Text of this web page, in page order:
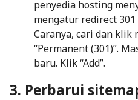
penyedia hosting
mengatur redirect
Caranya, cari dan klik
“Permanent (301)”.
baru. Klik “Add”.
3. Perbarui